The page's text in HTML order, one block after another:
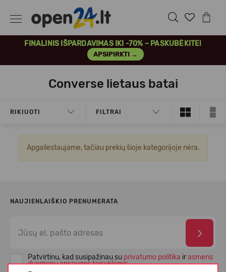
FINALINIS IŠPARDAVIMAS IKI -70% – PASKUBĖKITE!
APSIPIRKTI →
Converse lietaus batai
RIKIUOTI FILTRAI
Apgailestaujame, tačiau prekių šioje kategorijoje nėra.
NAUJIENLAIŠKIO PRENUMERATA
Patvirtinu, kad susipažinau su privatumo politika irasmens
duomenų apsaugos taisyklėmis